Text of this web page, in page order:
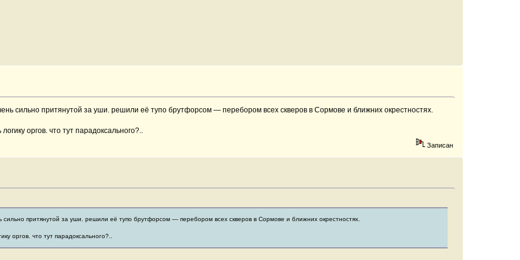
сильно притянутой за уши. решили её тупо брутфорсом — перебором всех скверов в Сормове и ближних окрестностях.
оргов. что тут парадоксального?..
Записан
сильно притянутой за уши. решили её тупо брутфорсом — перебором всех скверов в Сормове и ближних окрестностях.
оргов. что тут парадоксального?..